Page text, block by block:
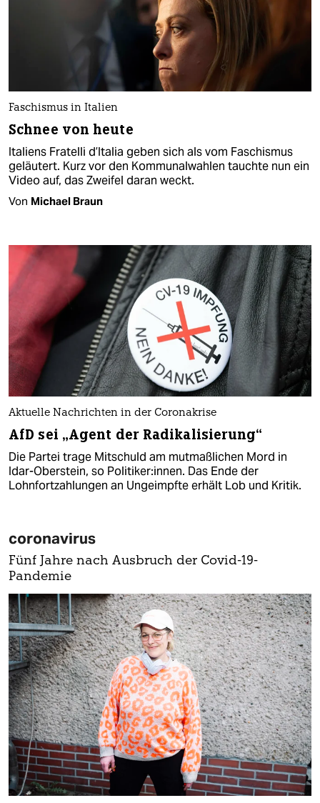
Faschismus in Italien
Schnee von heute
Italiens Fratelli d’Italia geben sich als vom Faschismus
geläutert. Kurz vor den Kommunalwahlen tauchte nun ein
Video auf, das Zweifel daran weckt.
Von Michael Braun
Aktuelle Nachrichten in der Coronakrise
AfD sei „Agent der Radikalisierung“
Die Partei trage Mitschuld am mutmaßlichen Mord in
Idar-Oberstein, so Politiker:innen. Das Ende der
Lohnfortzahlungen an Ungeimpfte erhält Lob und Kritik.
coronavirus
Fünf Jahre nach Ausbruch der Covid-19-
Pandemie